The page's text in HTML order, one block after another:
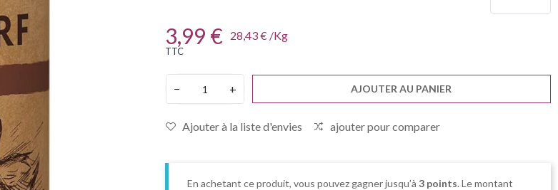
3,99 € 28,43 € /Kg
TTC
− + AJOUTER AU PANIER
Ajouter à la liste d'envies ajouter pour comparer
En achetant ce produit, vous pouvez gagner jusqu’à3 points. Le montant